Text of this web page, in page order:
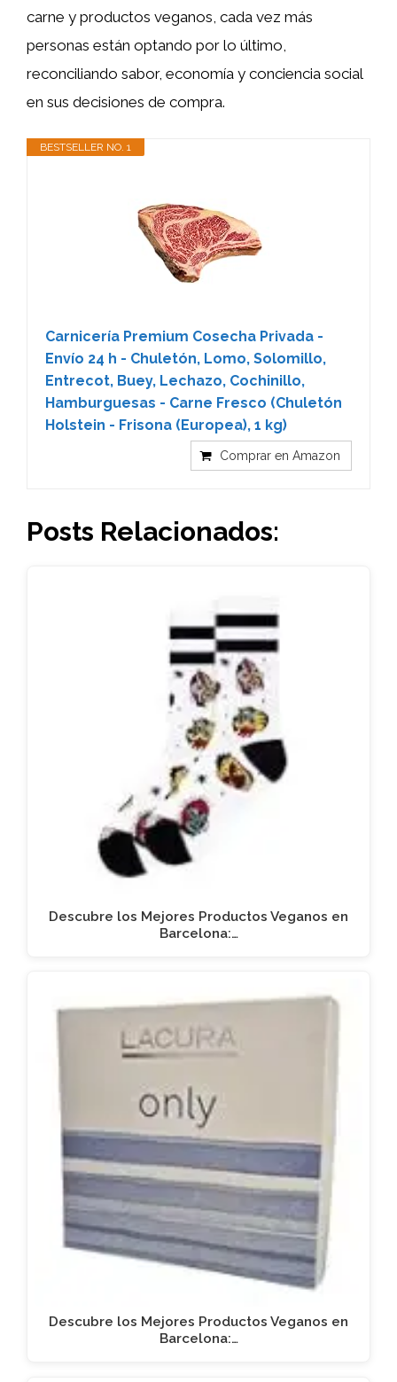
carne y productos veganos, cada vez más
personas están optando por lo último,
reconciliando sabor, economía y conciencia social
en sus decisiones de compra.
BESTSELLER NO. 1
Carnicería Premium Cosecha Privada -
Envío 24 h - Chuletón, Lomo, Solomillo,
Entrecot, Buey, Lechazo, Cochinillo,
Hamburguesas - Carne Fresco (Chuletón
Holstein - Frisona (Europea), 1 kg)
Comprar en Amazon
Posts Relacionados:
Descubre los Mejores Productos Veganos en
Barcelona:…
Descubre los Mejores Productos Veganos en
Barcelona:…